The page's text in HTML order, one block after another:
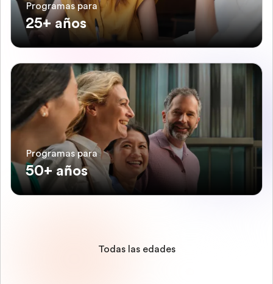
Programas para
25+ años
Programas para
50+ años
Todas las edades